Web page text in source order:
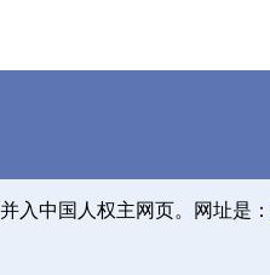
入中国人权主网页。网址是：